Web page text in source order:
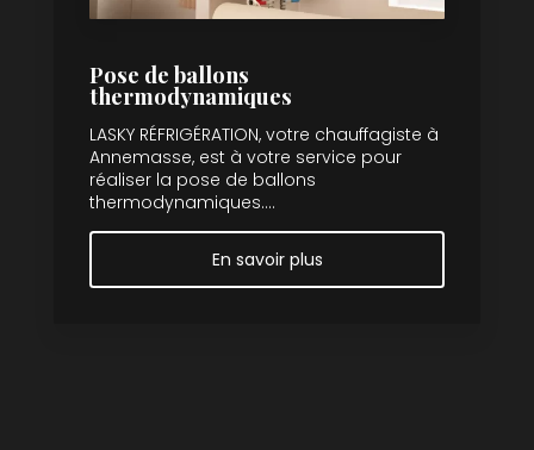
Pose de ballons
thermodynamiques
LASKY RÉFRIGÉRATION, votre chauffagiste à
Annemasse, est à votre service pour
réaliser la pose de ballons
thermodynamiques....
En savoir plus